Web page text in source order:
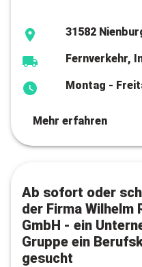
31582
Fernverkehr,
Montag -
Mehr erfahren
Ab sofort oder
der Firma Wilhelm
GmbH - ein
Gruppe ein
gesucht